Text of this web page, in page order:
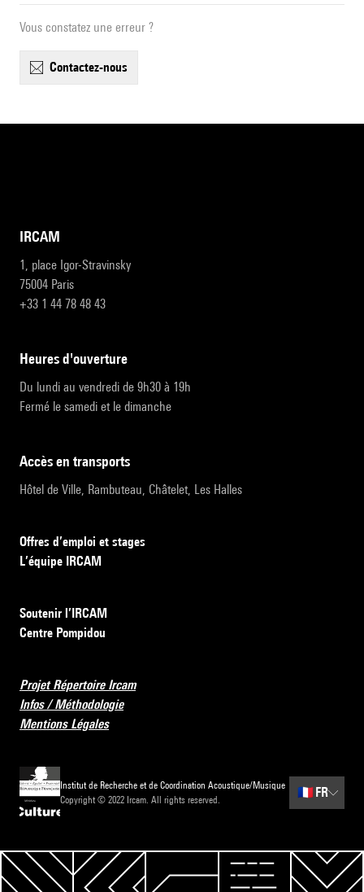
Vous constatez une erreur ?
contactez-nous
IRCAM
1, place Igor-Stravinsky
75004 Paris
+33 1 44 78 48 43
heures d'ouverture
Du lundi au vendredi de 9h30 à 19h
Fermé le samedi et le dimanche
accès en transports
Hôtel de Ville, Rambuteau, Châtelet, Les Halles
Offres d’emploi et stages
L’équipe IRCAM
Soutenir l’IRCAM
Centre Pompidou
Projet Répertoire Ircam
Infos / Méthodologie
Mentions Légales
Institut de Recherche et de Coordination Acoustique/Musique
Copyright © 2022 Ircam. All rights reserved.
🇫🇷 FR